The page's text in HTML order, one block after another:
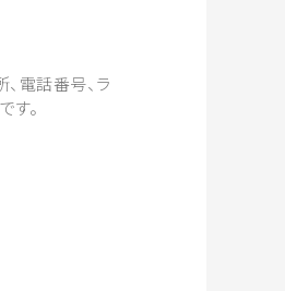
電話番号、ラ
す。